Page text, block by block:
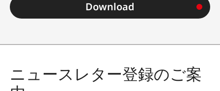
レンズフード
外付け（同梱）
寸法
長さ
約45 mm / 71 mm （レン
ズフード付き）
Download
ニュースレター登録のご案